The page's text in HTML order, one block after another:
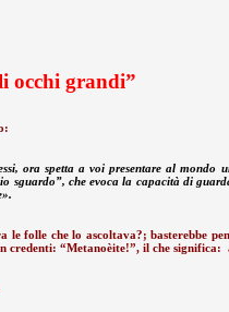
occhi grandi”
ora spetta a voi presentare al
sguardo”, che evoca la capacità di
che lo ascoltava?; basterebbe
credenti: “Metanoèite!”, il che significa: